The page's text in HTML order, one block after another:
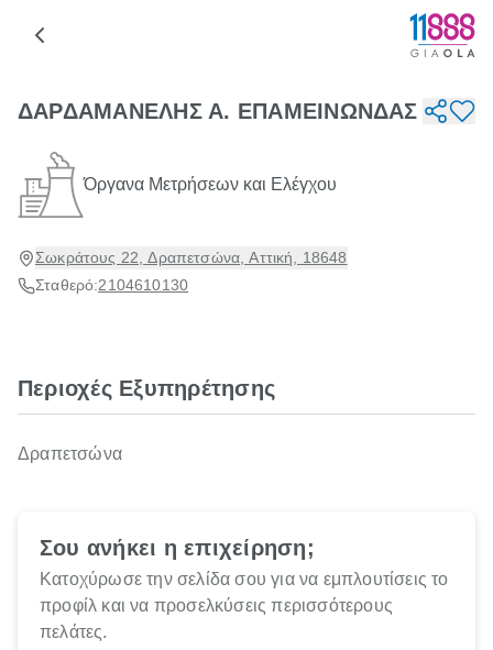
ΔΑΡΔΑΜΑΝΕΛΗΣ Α. ΕΠΑΜΕΙΝΩΝΔΑΣ
Όργανα Μετρήσεων και Ελέγχου
Σωκράτους 22, Δραπετσώνα, Αττική, 18648
Σταθερό:2104610130
Περιοχές Εξυπηρέτησης
Δραπετσώνα
Σου ανήκει η επιχείρηση;
Κατοχύρωσε την σελίδα σου για να εμπλουτίσεις το
προφίλ και να προσελκύσεις περισσότερους
πελάτες.